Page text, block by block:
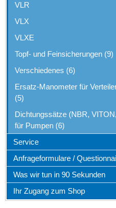
VLR
VLX
VLXE
Topf- und Feinsicherungen (9)
Verschiedenes (6)
Ersatz-Manometer für
(5)
Dichtungssätze (NBR,
für Pumpen (6)
Service
Anfrageformulare /
Was wir tun in 90 Sekunden
Ihr Zugang zum Shop